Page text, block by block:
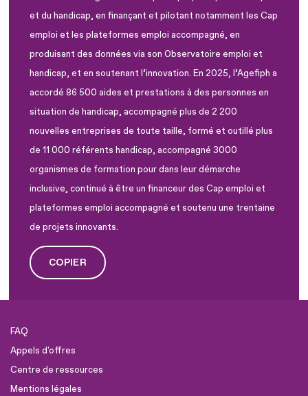
et du handicap, en finançant et pilotant notamment les Cap
emploi et les plateformes emploi accompagné, en
produisant des données via son Observatoire emploi et
handicap, et en soutenant l’innovation. En 2025, l’Agefiph a
accordé 86 500 aides et prestations à des personnes en
situation de handicap, accompagné plus de 2 200
nouvelles entreprises de toute taille, formé et outillé plus
de 11 000 référents handicap, accompagné 3000
organismes de formation pour dans leur démarche
inclusive, continué à être un financeur des Cap emploi et
plateformes emploi accompagné et soutenu une trentaine
de projets innovants.
COPIER
FAQ
Appels d'offres
Centre de ressources
Mentions légales